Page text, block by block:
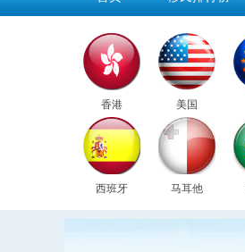
香港 美国
西班牙 马耳他